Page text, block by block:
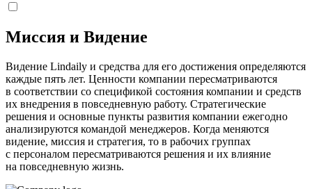
Миссия и Видение
Видение Lindaily и средства для его достижения определяются
каждые пять лет. Ценности компании пересматриваются
в соответствии со спецификой состояния компании и средств
их внедрения в повседневную работу. Стратегические
решения и основные пункты развития компании ежегодно
анализируются командой менеджеров. Когда меняются
видение, миссия и стратегия, то в рабочих группах
с персоналом пересматриваются решения и их влияние
на повседневную жизнь.